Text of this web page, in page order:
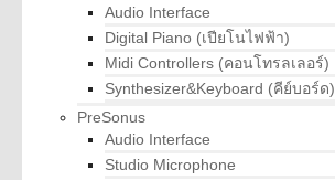
Audio Interface
Digital Piano (เปียโนไฟฟ้า)
Midi Controllers (คอนโทรลเลอร์)
Synthesizer&Keyboard (คีย์บอร์ด)
PreSonus
Audio Interface
Studio Microphone